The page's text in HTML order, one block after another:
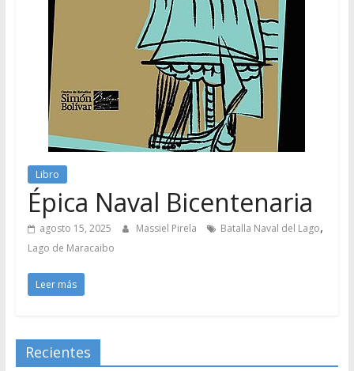
Libro
Épica Naval Bicentenaria
agosto 15, 2025 Massiel Pirela Batalla Naval del Lago,
Lago de Maracaibo
Leer más
Recientes